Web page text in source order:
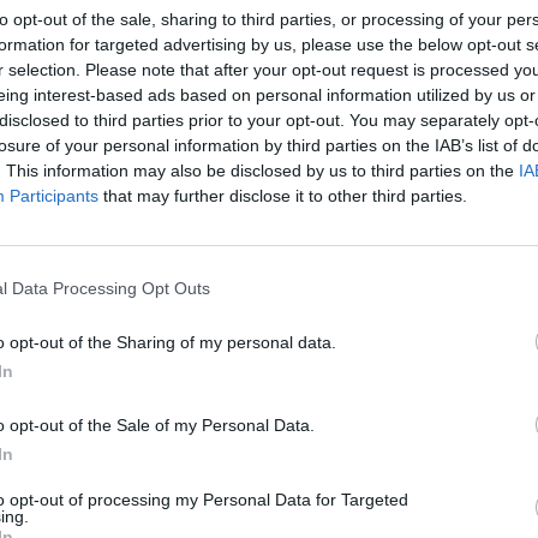
opt-out of the sale, sharing to third parties, or processing of your
for targeted advertising by us, please use the below opt-out
selection. Please note that after your opt-out request is processed
interest-based ads based on personal information utilized by us
to third parties prior to your opt-out. You may separately
of your personal information by third parties on the IAB’s list of
This information may also be disclosed by us to third parties on the
Participants that may further disclose it to other third parties.
Data Processing Opt Outs
opt-out of the Sharing of my personal data.
opt-out of the Sale of my Personal Data.
opt-out of processing my Personal Data for Targeted
Llirià, una iniciativa que reunirá a11
el1 de julio y el 30 de septiembre. Como
por todos los locales participantes
en tarjetas regalopara gastar en el comercio
ofreceránbocadillos exclusivos
y de proximidad adquiridos en
poner en valor tanto la gastronomía